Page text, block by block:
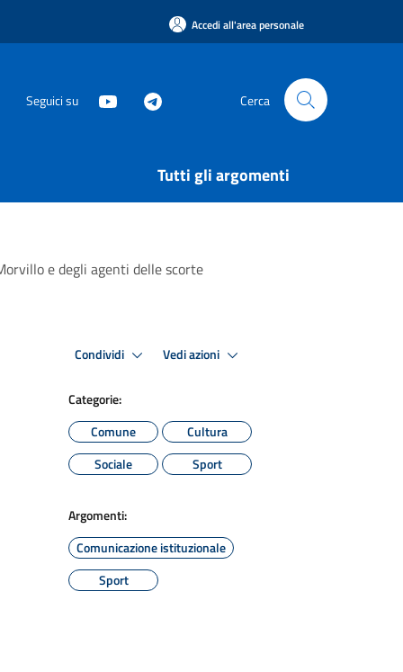
Accedi all'area personale
Seguici su Cerca
Tutti gli argomenti
e degli agenti delle scorte
Condividi Vedi azioni
Categorie:
Comune
Cultura
Sociale
Sport
Argomenti:
Comunicazione istituzionale
Sport